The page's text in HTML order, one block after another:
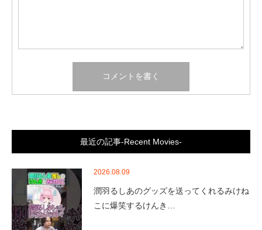
最近の記事-Recent Movies-
2026.08.09
潤羽るしあのグッズを送ってくれるみけね
こに爆笑するけんき…